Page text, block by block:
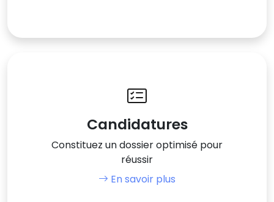
Candidatures
Constituez un dossier optimisé pour
réussir
En savoir plus